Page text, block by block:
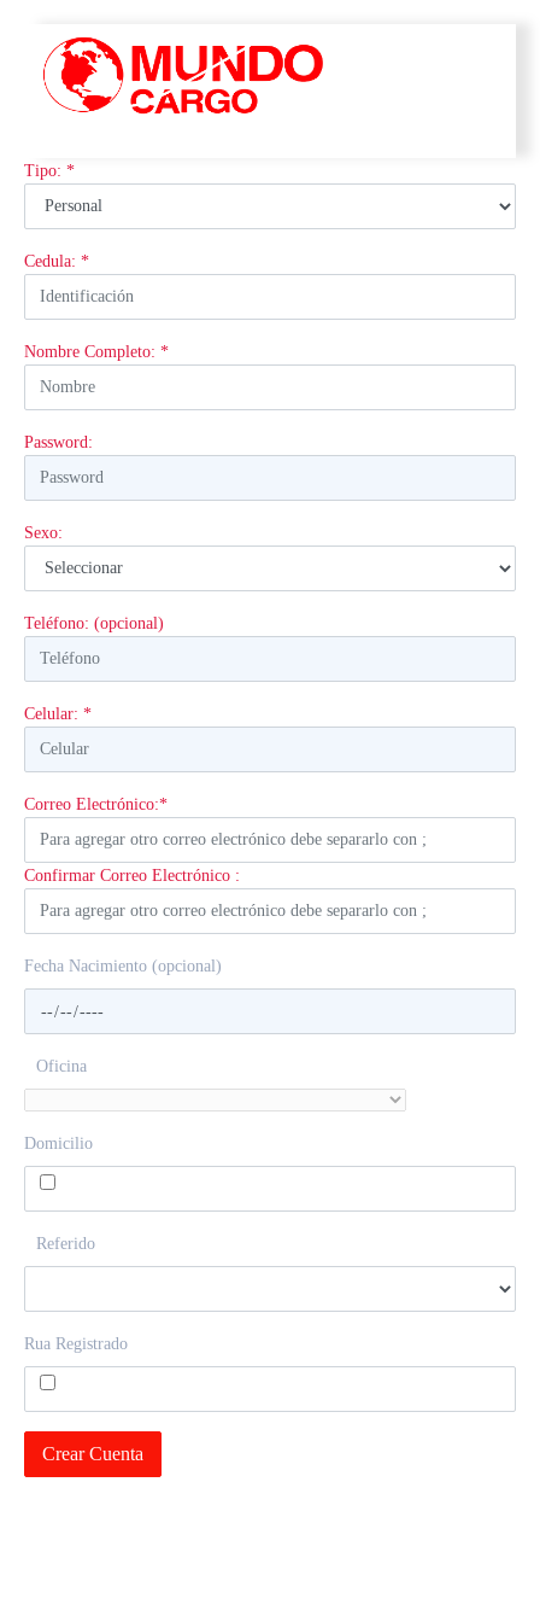
Tipo: *
Cedula: *
Nombre Completo: *
Password:
Sexo:
Teléfono: (opcional)
Celular: *
Correo Electrónico:*
Confirmar Correo Electrónico :
Fecha Nacimiento (opcional)
Oficina
Domicilio
Referido
Rua Registrado